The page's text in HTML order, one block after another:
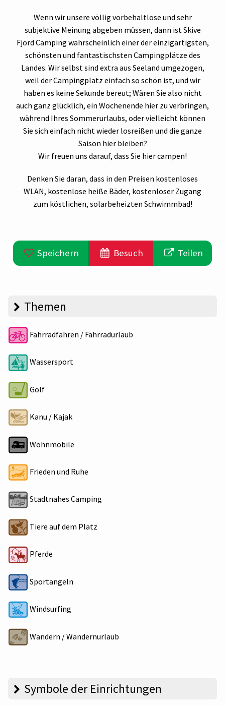
Wenn wir unsere völlig vorbehaltlose und sehr
subjektive Meinung abgeben müssen, dann ist Skive
Fjord Camping wahrscheinlich einer der einzigartigsten,
schönsten und fantastischsten Campingplätze des
Landes. Wir selbst sind extra aus Seeland umgezogen,
weil der Campingplatz einfach so schön ist, und wir
haben es keine Sekunde bereut; Wären Sie also nicht
auch ganz glücklich, ein Wochenende hier zu verbringen,
während Ihres Sommerurlaubs, oder vielleicht können
Sie sich einfach nicht wieder losreißen und die ganze
Saison hier bleiben?
Wir freuen uns darauf, dass Sie hier campen!
Denken Sie daran, dass in den Preisen kostenloses
WLAN, kostenlose heiße Bäder, kostenloser Zugang
zum köstlichen, solarbeheizten Schwimmbad!
Speichern Besuch Teilen
Themen
Fahrradfahren / Fahrradurlaub
Wassersport
Golf
Kanu / Kajak
Wohnmobile
Frieden und Ruhe
Stadtnahes Camping
Tiere auf dem Platz
Pferde
Sportangeln
Windsurfing
Wandern / Wandernurlaub
Symbole der Einrichtungen